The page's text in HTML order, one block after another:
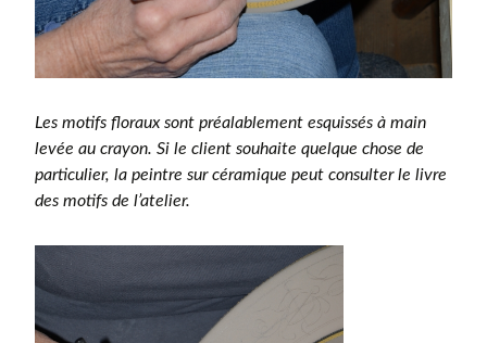
Les motifs floraux sont préalablement esquissés à main
levée au crayon. Si le client souhaite quelque chose de
particulier, la peintre sur céramique peut consulter le livre
des motifs de l’atelier.